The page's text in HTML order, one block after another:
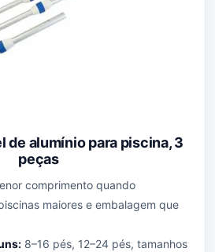
de alumínio para piscina, 3
peças
comprimento quando
maiores e embalagem que
8–16 pés, 12–24 pés, tamanhos